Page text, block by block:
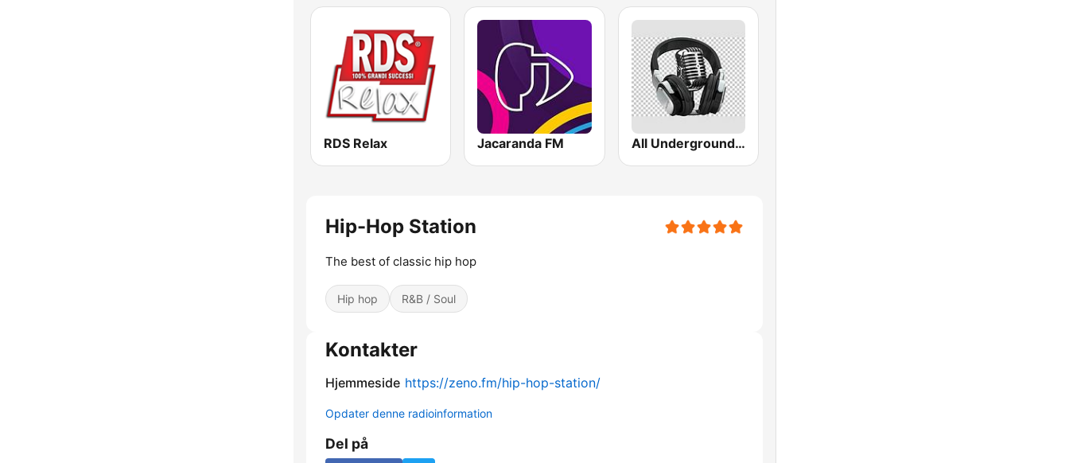
RDS Relax Jacaranda FM All Underground Hip Hop Radio
Hip-Hop Station
The best of classic hip hop
Hip hop R&B / Soul
Kontakter
Hjemmeside https://zeno.fm/hip-hop-station/
Opdater denne radioinformation
Del på